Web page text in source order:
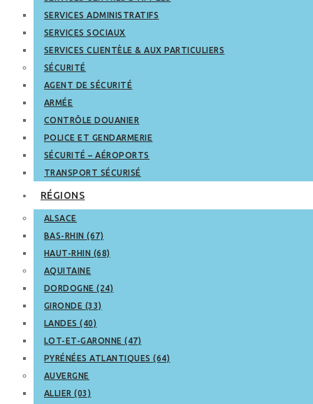
SERVICES ADMINISTRATIFS
SERVICES SOCIAUX
SERVICES CLIENTÈLE & AUX PARTICULIERS
SÉCURITÉ
AGENT DE SÉCURITÉ
ARMÉE
CONTRÔLE DOUANIER
POLICE ET GENDARMERIE
SÉCURITÉ – AÉROPORTS
TRANSPORT SÉCURISÉ
RÉGIONS
ALSACE
BAS-RHIN (67)
HAUT-RHIN (68)
AQUITAINE
DORDOGNE (24)
GIRONDE (33)
LANDES (40)
LOT-ET-GARONNE (47)
PYRÉNÉES ATLANTIQUES (64)
AUVERGNE
ALLIER (03)